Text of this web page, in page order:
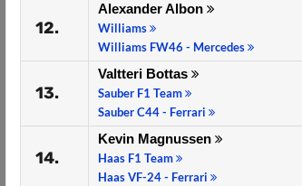
12.
Alexander Albon
Williams
Williams FW46 - Mercedes
13.
Valtteri Bottas
Sauber F1 Team
Sauber C44 - Ferrari
14.
Kevin Magnussen
Haas F1 Team
Haas VF-24 - Ferrari